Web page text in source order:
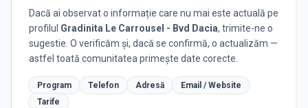
Dacă ai observat o informație care nu mai este actuală pe
profilul Gradinita Le Carrousel - Bvd Dacia, trimite-ne o
sugestie. O verificăm și, dacă se confirmă, o actualizăm —
astfel toată comunitatea primește date corecte.
Program Telefon Adresă
Email / Website
Tarife